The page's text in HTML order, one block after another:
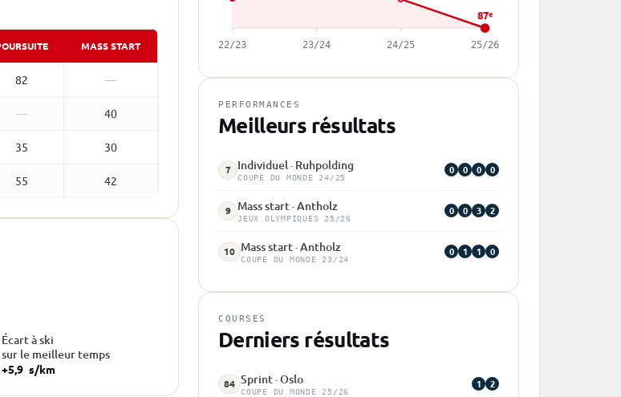
MASS START
82 —
— 40
35 30
55 42
Écart à ski
sur le meilleur temps
+5,9 s/km
22/23 23/24 24/25
87e
25/26
PERFORMANCES
Meilleurs résultats
7 Individuel · Ruhpolding
COUPE DU MONDE 24/25
0 0 0 0
9 Mass start · Antholz
JEUX OLYMPIQUES 25/26
0 0 3 2
10 Mass start · Antholz
COUPE DU MONDE 23/24
0 1 1 0
COURSES
Derniers résultats
84 Sprint · Oslo
COUPE DU MONDE 25/26
1 2